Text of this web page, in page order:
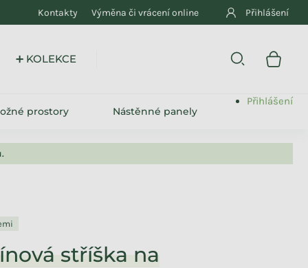
Kontakty Výměna či vrácení online Přihlášení
prostory Nástěnné panely
Přihlášení
stříška na